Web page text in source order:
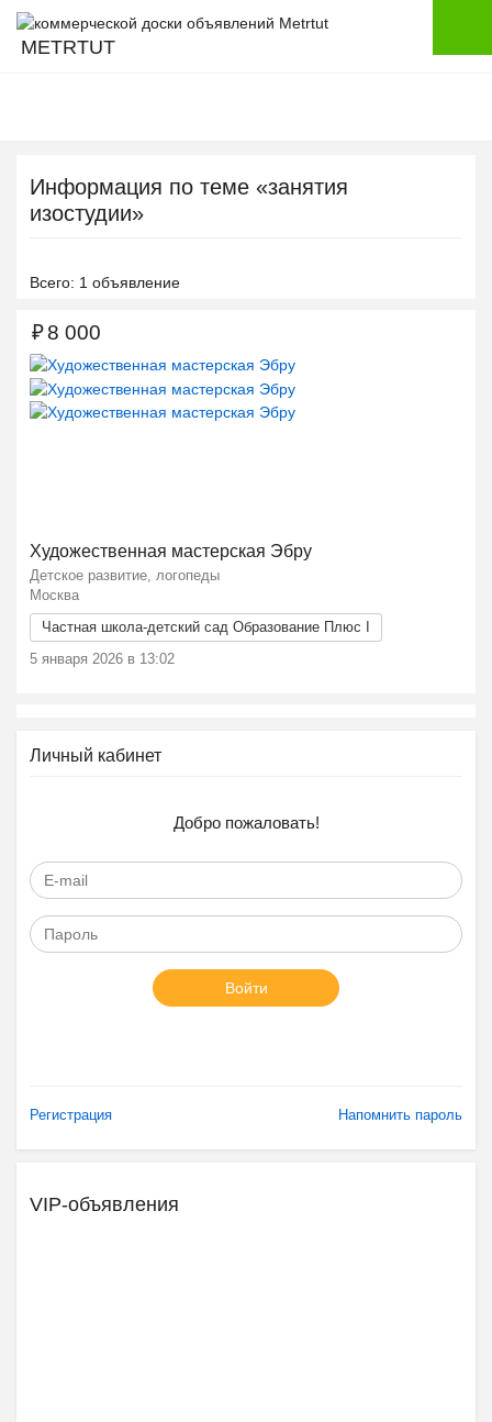
METRTUT
Информация по теме «занятия
изостудии»
Всего: 1 объявление
Ещё 2 фото
Художественная мастерская Эбру
Детское развитие, логопеды
Москва
Частная школа-детский сад Образование Плюс I
5 января 2026 в 13:02
₽8 000
Личный кабинет
Добро пожаловать!
Войти
Регистрация Напомнить пароль
VIP-объявления